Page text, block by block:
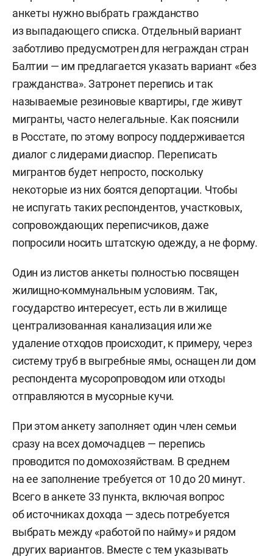
анкеты нужно выбрать гражданство
из выпадающего списка. Отдельный вариант
заботливо предусмотрен для неграждан стран
Балтии — им предлагается указать вариант «без
гражданства». Затронет перепись и так
называемые резиновые квартиры, где живут
мигранты, часто нелегальные. Как пояснили
в Росстате, по этому вопросу поддерживается
диалог с лидерами диаспор. Переписать
мигрантов будет непросто, поскольку
некоторые из них боятся депортации. Чтобы
не испугать таких респондентов, участковых,
сопровождающих переписчиков, даже
попросили носить штатскую одежду, а не форму.
Один из листов анкеты полностью посвящен
жилищно-коммунальным условиям. Так,
государство интересует, есть ли в жилище
централизованная канализация или же
удаление отходов происходит, к примеру, через
систему труб в выгребные ямы, оснащен ли дом
респондента мусоропроводом или отходы
отправляются в мусорные кучи.
При этом анкету заполняет один член семьи
сразу на всех домочадцев — перепись
проводится по домохозяйствам. В среднем
на ее заполнение требуется от 10 до 20 минут.
Всего в анкете 33 пункта, включая вопрос
об источниках дохода — здесь потребуется
выбрать между «работой по найму» и рядом
других вариантов. Вместе с тем указывать